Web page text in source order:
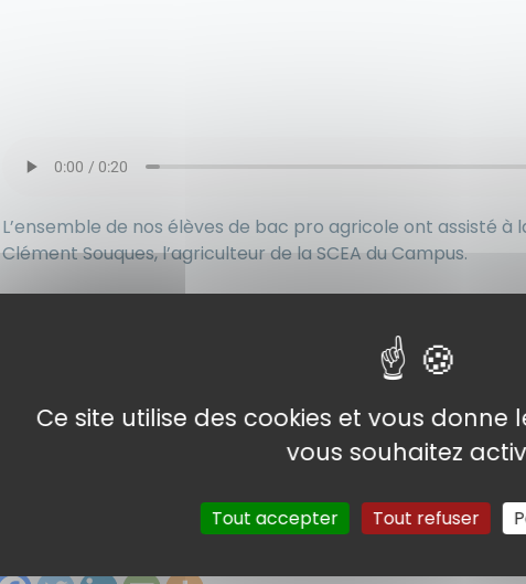
L’ensemble de nos élèves de bac pro agricole ont assisté
Clément Souques, l’agriculteur de la SCEA du Campus.
Ce site utilise des cookies et vous donne
vous souhaitez
Tout accepter Tout refuser